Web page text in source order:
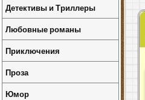
Детективы и Триллеры
Любовные романы
Приключения
Проза
Юмор